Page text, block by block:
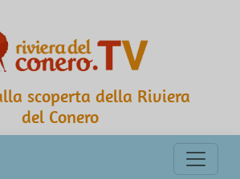
scoperta della Riviera
del Conero